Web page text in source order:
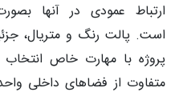
ارتباط عمودی در آنها
است. پالت رنگ و متریال،
پروژه با مهارت خاص
متفاوت از فضاهای داخلی